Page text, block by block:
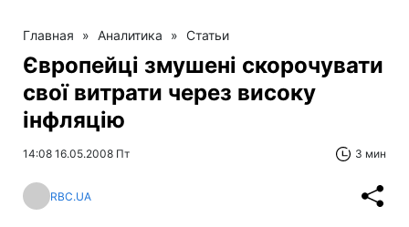
Главная » Аналитика » Статьи
Європейці змушені скорочувати
свої витрати через високу
інфляцію
14:08 16.05.2008 Пт 3 мин
RBC.UA